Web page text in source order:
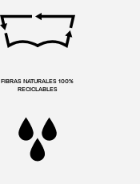
FIBRAS NATURALES 100%
RECICLABLES